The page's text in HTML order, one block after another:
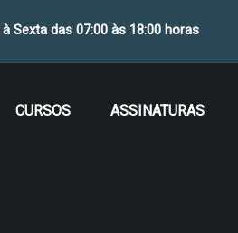
Sexta das 07:00 às 18:00 horas
CURSOS ASSINATURAS